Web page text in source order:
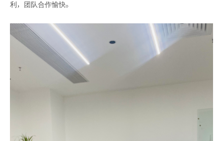
利，团队合作愉快。